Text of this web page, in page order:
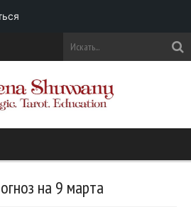
на 9 марта